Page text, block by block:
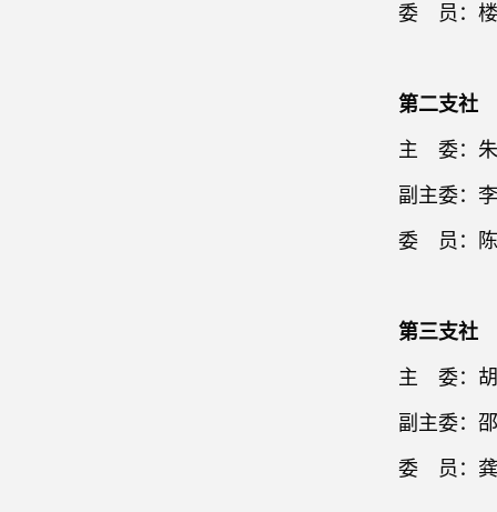
委 员：楼
第二支社
主 委：朱
副主委：李
委 员：陈
第三支社
主 委：胡
副主委：
委 员：龚